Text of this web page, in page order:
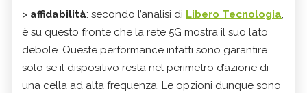
> affidabilità: secondo l’analisi di Libero Tecnologia,
è su questo fronte che la rete 5G mostra il suo lato
debole. Queste performance infatti sono garantire
solo se il dispositivo resta nel perimetro d’azione di
una cella ad alta frequenza. Le opzioni dunque sono